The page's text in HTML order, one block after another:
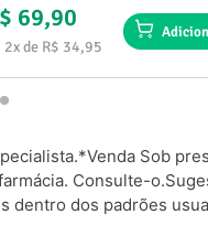
69,90
2x de R$ 34,95
Sob
Consulte-
dos padrões